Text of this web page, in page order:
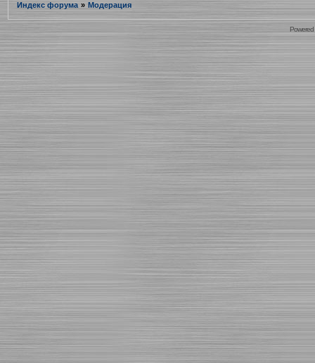
Индекс форума » Модерация